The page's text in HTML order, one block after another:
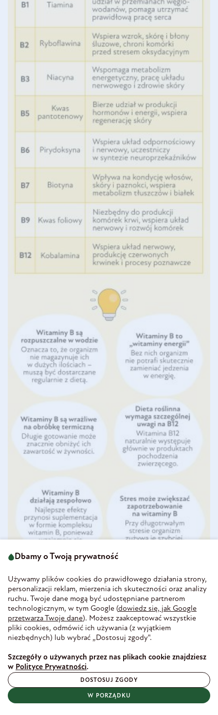
Czynniki wpływające na poziom witamin z grupy B
Poziom witamin z grupy B w organizmie nie jest wyłącznie
prostym odzwierciedleniem tego, co znajduje się na talerzu.
Na ich poziom wpływa cały zestaw czynników związanych ze
stylem życia, sposobem żywienia, a także indywidualnymi
Witaminy z grupy B są rozpuszczalne w wodzie
oznacza, że nie są magazynowane w dużych ilościach i
wymagają regularnej podaży. Jednocześnie charakteryzują
się stosunkowo szybkim obrotem metabolicznym, przez
Dbamy o Twoją prywatność
Używamy plików cookies do prawidłowego działania strony,
personalizacji reklam, mierzenia ich skuteczności oraz analizy
ruchu. Twoje dane mogą być udostępniane partnerom
technologicznym, w tym Google (dowiedz się, jak Google
przetwarza Twoje dane). Możesz zaakceptować wszystkie
pliki cookies, odmówić ich używania (z wyjątkiem
niezbędnych) lub wybrać „Dostosuj zgody".
Szczegóły o używanych przez nas plikach cookie znajdziesz
w Polityce Prywatności.
DOSTOSUJ ZGODY
W PORZĄDKU